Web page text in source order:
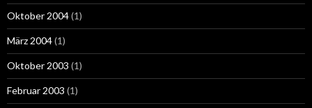
Oktober 2004(1)
März 2004(1)
Oktober 2003 (1)
Februar 2003 (1)